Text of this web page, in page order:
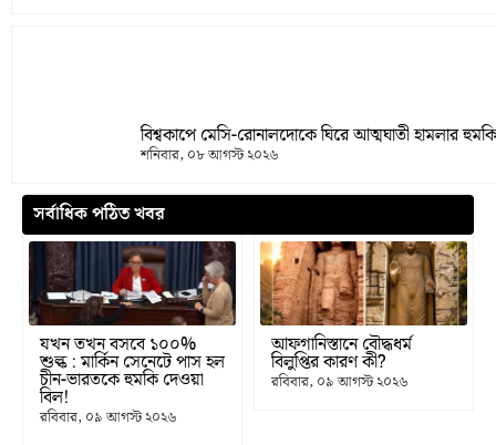
বিশ্বকাপে মেসি-রোনালদোকে ঘিরে আত্মঘাতী হামলার হুমকি
শনিবার, ০৮ আগস্ট ২০২৬
সর্বাধিক পঠিত খবর
যখন তখন বসবে ১০০%
শুল্ক : মার্কিন সেনেটে পাস হল
চীন-ভারতকে হুমকি দেওয়া
বিল!
রবিবার, ০৯ আগস্ট ২০২৬
আফগানিস্তানে বৌদ্ধধর্ম
বিলুপ্তির কারণ কী?
রবিবার, ০৯ আগস্ট ২০২৬